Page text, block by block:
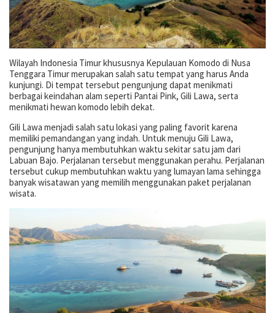
Wilayah Indonesia Timur khususnya Kepulauan Komodo di Nusa
Tenggara Timur merupakan salah satu tempat yang harus Anda
kunjungi. Di tempat tersebut pengunjung dapat menikmati
berbagai keindahan alam seperti Pantai Pink, Gili Lawa, serta
menikmati hewan komodo lebih dekat.
Gili Lawa menjadi salah satu lokasi yang paling favorit karena
memiliki pemandangan yang indah. Untuk menuju Gili Lawa,
pengunjung hanya membutuhkan waktu sekitar satu jam dari
Labuan Bajo. Perjalanan tersebut menggunakan perahu. Perjalanan
tersebut cukup membutuhkan waktu yang lumayan lama sehingga
banyak wisatawan yang memilih menggunakan paket perjalanan
wisata.